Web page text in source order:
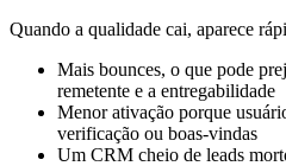
Quando a qualidade cai, aparece
Mais bounces, o que pode
remetente e a entregabilidade
Menor ativação porque
verificação ou boas-vindas
Um CRM cheio de leads